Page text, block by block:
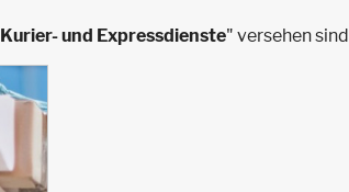
Kurier- und Expressdienste" versehen sind